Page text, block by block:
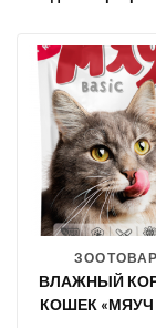
ВЛАЖНЫЙ
КОШЕК «МЯУЧ